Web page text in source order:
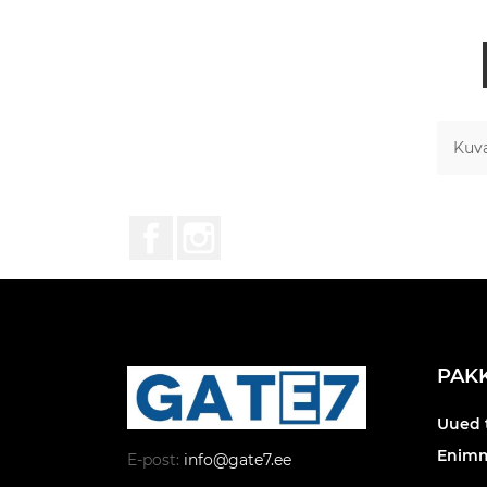
E-post: info@gate7.ee
Uued